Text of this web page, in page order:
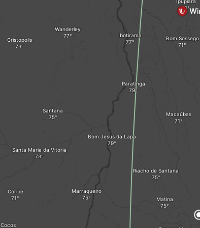
Macaúbas
Bom Jesus da Lapa
Matina
Riacho de Santana
Paratinga
Cocos
Coribe Marraqueiro
Santa Maria da Vitória
Santana
Bom Sossego
Ibotirama
Cristópolis
Wanderley